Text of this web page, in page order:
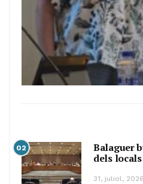
02
Balaguer
dels
31, juliol,